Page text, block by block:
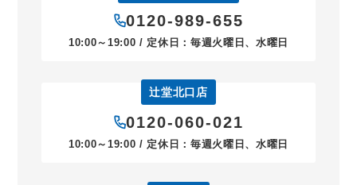
0120-989-655
10:00～19:00 / 定休日：毎週火曜日、水曜日
辻堂北口店
0120-060-021
10:00～19:00 / 定休日：毎週火曜日、水曜日